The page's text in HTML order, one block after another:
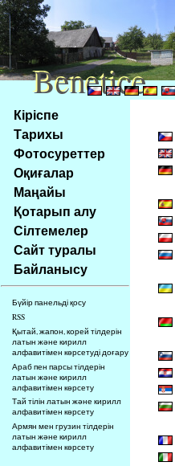
Na
obsah
stránky
Klávesové
zkratky
tomto
webu
základní
Hlavní
strana
Кіріспе
Тарихы
Фотосуреттер
Оқиғалар
Маңайы
Қотарып алу
Сілтемелер
Сайт туралы
Байланысу
Бүйір панельді қосу
RSS
Қытай, жапон, корей тілдерін
латын және кирилл
алфавитімен көрсетуді доғару
Араб пен парсы тілдерін
латын және кирилл
алфавитімен көрсету
Тай тілін латын және кирилл
алфавитімен көрсету
Армян мен грузин тілдерін
латын және кирилл
алфавитімен көрсету
Benetice
Benetice